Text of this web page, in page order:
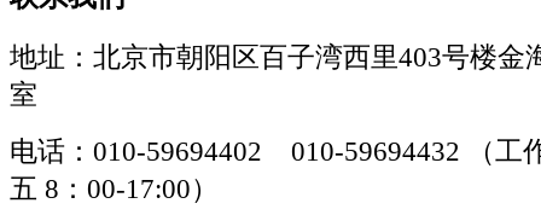
地址：北京市朝阳区百子湾西里403号楼金
室
电话：010-59694402 010-59694432 （工
五 8：00-17:00）